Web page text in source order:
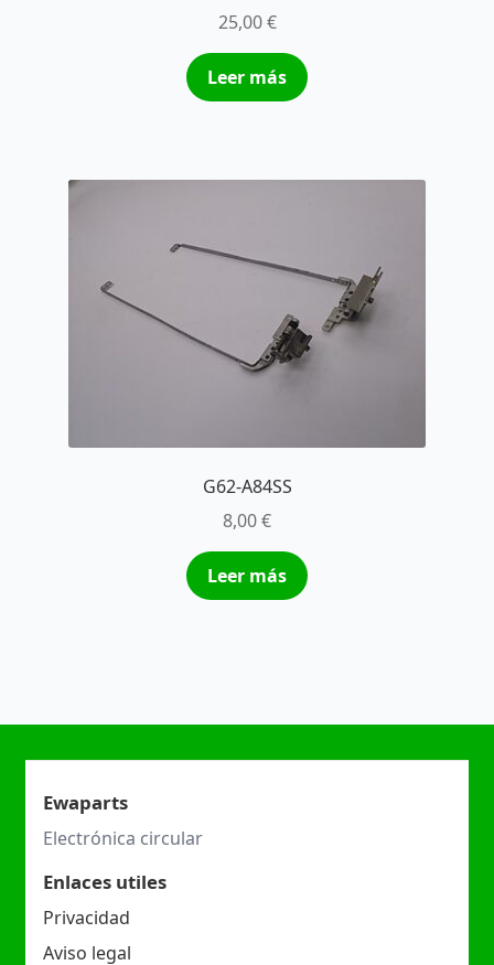
25,00€
Leer más
G62-A84SS
8,00€
Leer más
Ewaparts
Electrónica circular
Enlaces utiles
Privacidad
Aviso legal